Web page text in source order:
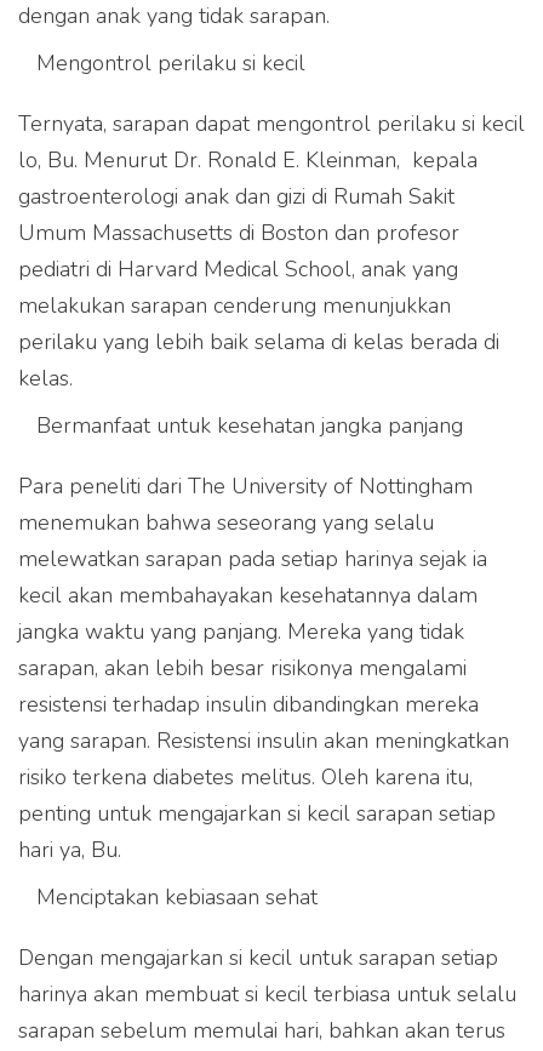
Produk Curcuma Plus
dapat dibeli melalui
partner e-commerce kami
dengan anak yang tidak sarapan.
Mengontrol perilaku si kecil
Ternyata, sarapan dapat mengontrol perilaku si kecil
lo, Bu. Menurut Dr. Ronald E. Kleinman, kepala
gastroenterologi anak dan gizi di Rumah Sakit
Umum Massachusetts di Boston dan profesor
pediatri di Harvard Medical School, anak yang
melakukan sarapan cenderung menunjukkan
perilaku yang lebih baik selama di kelas berada di
kelas.
Bermanfaat untuk kesehatan jangka panjang
Para peneliti dari The University of Nottingham
menemukan bahwa seseorang yang selalu
melewatkan sarapan pada setiap harinya sejak ia
kecil akan membahayakan kesehatannya dalam
jangka waktu yang panjang. Mereka yang tidak
sarapan, akan lebih besar risikonya mengalami
resistensi terhadap insulin dibandingkan mereka
yang sarapan. Resistensi insulin akan meningkatkan
risiko terkena diabetes melitus. Oleh karena itu,
penting untuk mengajarkan si kecil sarapan setiap
hari ya, Bu.
Menciptakan kebiasaan sehat
Dengan mengajarkan si kecil untuk sarapan setiap
harinya akan membuat si kecil terbiasa untuk selalu
sarapan sebelum memulai hari, bahkan akan terus